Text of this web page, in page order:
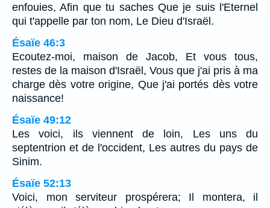
enfouies, Afin que tu saches Que je suis l'Eternel
qui t'appelle par ton nom, Le Dieu d'Israël.
Ésaïe 46:3
Ecoutez-moi, maison de Jacob, Et vous tous,
restes de la maison d'Israël, Vous que j'ai pris à ma
charge dès votre origine, Que j'ai portés dès votre
naissance!
Ésaïe 49:12
Les voici, ils viennent de loin, Les uns du
septentrion et de l'occident, Les autres du pays de
Sinim.
Ésaïe 52:13
Voici, mon serviteur prospérera; Il montera, il